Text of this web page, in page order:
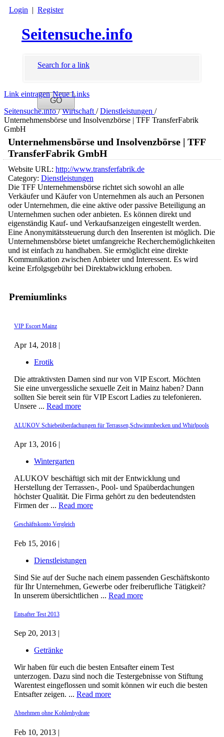
Login | Register
Seitensuche.info
Search for a link
Link eintragen Neue Links
Seitensuche.info/ Wirtschaft/ Dienstleistungen /
Unternehmensbörse und Insolvenzbörse | TFF TransferFabrik
GmbH
Premiumlinks
VIP Escort Mainz
Apr 14, 2018 |
Erotik
Die attraktivsten Damen sind nur von VIP Escort. Möchten
Sie eine unvergessliche sexuelle Zeit in Mainz haben? Dann
sollten Sie bereit sein für VIP Escort Ladies zu telefonieren.
Unsere ... Read more
ALUKOV Schiebeüberdachungen für Terrassen,Schwimmbecken und Whirlpools
Apr 13, 2016 |
Wintergarten
ALUKOV beschäftigt sich mit der Entwicklung und
Herstellung der Terrassen-, Pool- und Spaüberdachungen
höchster Qualität. Die Firma gehört zu den bedeutendsten
Firmen der ... Read more
Geschäftskonto Vergleich
Feb 15, 2016 |
Dienstleistungen
Sind Sie auf der Suche nach einem passenden Geschäftskonto
für Ihr Unternehmen, Gewerbe oder freiberufliche Tätigkeit?
In unserem übersichtlichen ... Read more
Entsafter Test 2013
Sep 20, 2013 |
Getränke
Wir haben für euch die besten Entsafter einem Test
unterzogen. Dazu sind noch die Testergebnisse von Stiftung
Warentest eingeflossen und somit können wir euch die besten
Entsafter zeigen. ... Read more
Abnehmen ohne Kohlenhydrate
Feb 10, 2013 |
Unternehmensbörse und Insolvenzbörse | TFF
TransferFabrik GmbH
Website URL: http://www.transferfabrik.de
Category: Dienstleistungen
Die TFF Unternehmensbörse richtet sich sowohl an alle
Verkäufer und Käufer von Unternehmen als auch an Personen
oder Unternehmen, die eine aktive oder passive Beteiligung an
Unternehmen suchen oder anbieten. Es können direkt und
eigenständig Kauf- und Verkaufsanzeigen eingestellt werden.
Eine Anonymitätssteuerung durch den Inserenten ist möglich. Die
Unternehmensbörse bietet umfangreiche Recherchemöglichkeiten
und ist einfach zu handhaben. Sie ermöglicht eine direkte
Kommunikation zwischen Anbieter und Interessent. Es wird
keine Erfolgsgebühr bei Direktabwicklung erhoben.